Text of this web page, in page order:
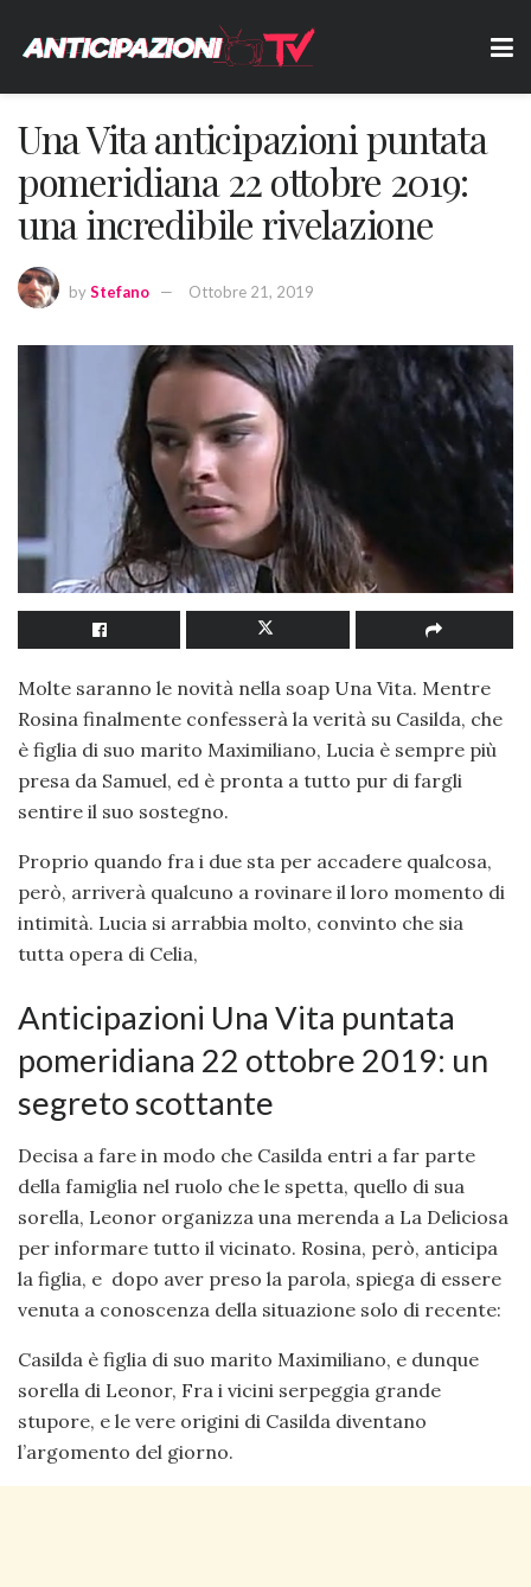
Una Vita anticipazioni puntata
pomeridiana 22 ottobre 2019:
una incredibile rivelazione
byStefano Ottobre 21, 2019
Molte saranno le novità nella soap Una Vita. Mentre
Rosina finalmente confesserà la verità su Casilda, che
è figlia di suo marito Maximiliano, Lucia è sempre più
presa da Samuel, ed è pronta a tutto pur di fargli
sentire il suo sostegno.
Proprio quando fra i due sta per accadere qualcosa,
però, arriverà qualcuno a rovinare il loro momento di
intimità. Lucia si arrabbia molto, convinto che sia
tutta opera di Celia,
Anticipazioni Una Vita puntata
pomeridiana 22 ottobre 2019: un
segreto scottante
Decisa a fare in modo che Casilda entri a far parte
della famiglia nel ruolo che le spetta, quello di sua
sorella, Leonor organizza una merenda a La Deliciosa
per informare tutto il vicinato. Rosina, però, anticipa
la figlia, e dopo aver preso la parola, spiega di essere
venuta a conoscenza della situazione solo di recente:
Casilda è figlia di suo marito Maximiliano, e dunque
sorella di Leonor, Fra i vicini serpeggia grande
stupore, e le vere origini di Casilda diventano
l’argomento del giorno.